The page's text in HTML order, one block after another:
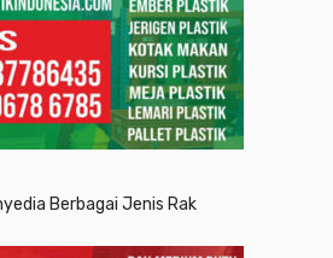
Berbagai Jenis Rak